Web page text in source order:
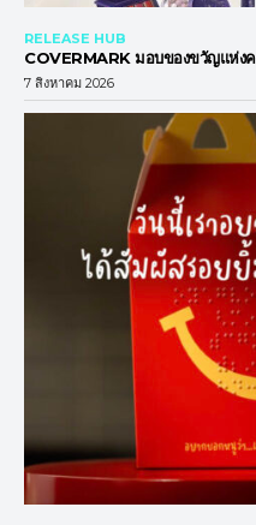
RELEASE HUB
COVERMARK มอบของขวัญแห่ง
7 สิงหาคม 2026